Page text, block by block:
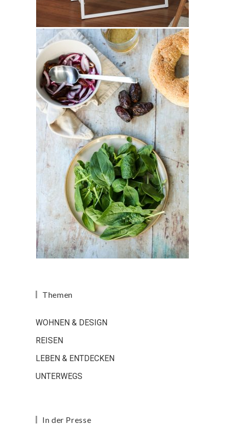
Themen
WOHNEN & DESIGN
REISEN
LEBEN & ENTDECKEN
UNTERWEGS
In der Presse